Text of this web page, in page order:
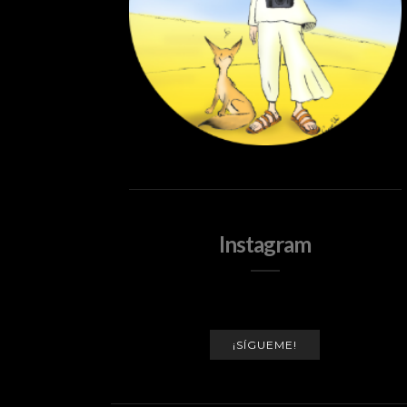
Instagram
¡SÍGUEME!